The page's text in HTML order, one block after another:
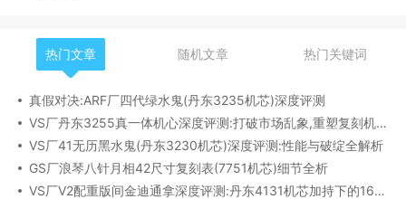
热门文章 随机文章 热门关键词
真假对决:ARF厂四代绿水鬼(丹东3235机芯)深度评测
VS厂丹东3255真一体机心深度评测:打破市场乱象,重塑复刻机芯新标杆​
VS厂41无历黑水鬼(丹东3230机芯)深度评测:性能与破绽全解析
GS厂浪琴八针月相42尺寸复刻表(7751机芯)细节全析
VS厂V2配重版间金迪通拿深度评测:丹东4131机芯加持下的165克精密之作​